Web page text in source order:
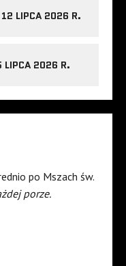
12 LIPCA 2026 R.
LIPCA 2026 R.
po Mszach św.
porze.